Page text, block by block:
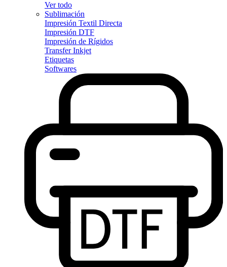
Ver todo
Sublimación
Impresión Textil Directa
Impresión DTF
Impresión de Rígidos
Transfer Inkjet
Etiquetas
Softwares